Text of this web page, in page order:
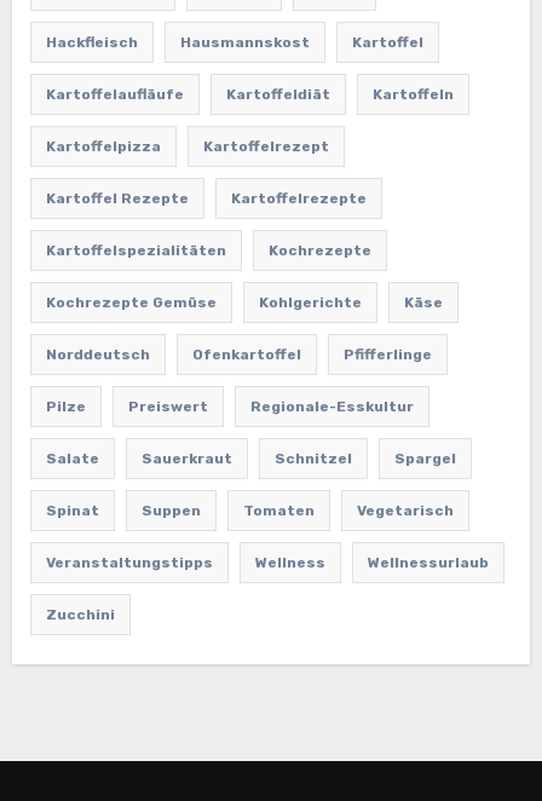
Hackfleisch Hausmannskost Kartoffel
Kartoffelaufläufe Kartoffeldiät Kartoffeln
Kartoffelpizza Kartoffelrezept
Kartoffel Rezepte Kartoffelrezepte
Kartoffelspezialitäten Kochrezepte
Kochrezepte Gemüse Kohlgerichte Käse
Norddeutsch Ofenkartoffel Pfifferlinge
Pilze Preiswert Regionale-Esskultur
Salate Sauerkraut Schnitzel Spargel
Spinat Suppen Tomaten Vegetarisch
Veranstaltungstipps Wellness Wellnessurlaub
Zucchini